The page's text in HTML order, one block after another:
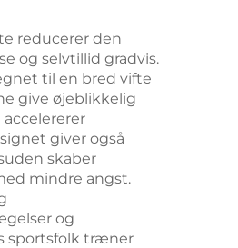
reducerer den
og selvtillid gradvis.
til en bred vifte
give øjeblikkelig
giver også
skaber
mindre angst.
og
sportsfolk træner